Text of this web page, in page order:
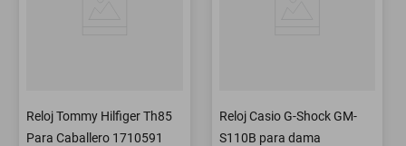
Reloj Tommy Hilfiger Th85
Para Caballero 1710591
Reloj Casio G-Shock GM-
S110B para dama